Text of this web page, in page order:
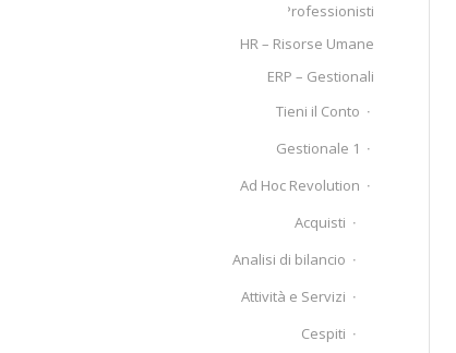
Professionisti
HR – Risorse Umane
ERP – Gestionali
Tieni il Conto
Gestionale 1
Ad Hoc Revolution
Acquisti
Analisi di bilancio
Attività e Servizi
Cespiti